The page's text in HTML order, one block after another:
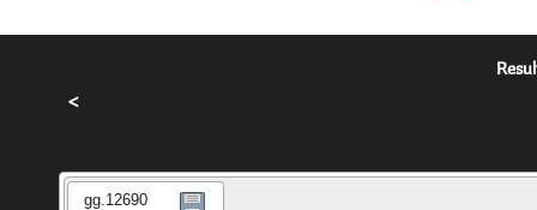
<
gg.12690